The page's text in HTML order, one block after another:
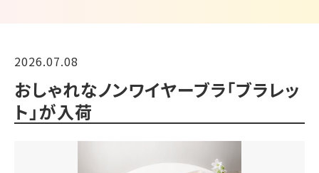
2026.07.08
おしゃれなノンワイヤーブラ「ブラレッ
ト」が入荷